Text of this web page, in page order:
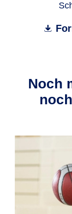
Noch